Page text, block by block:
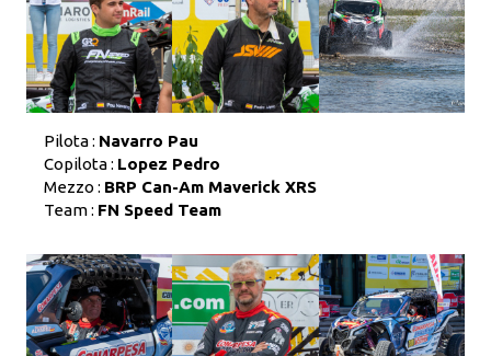
Pilota : Navarro Pau
Copilota : Lopez Pedro
Mezzo : BRP Can-Am Maverick XRS
Team : FN Speed Team